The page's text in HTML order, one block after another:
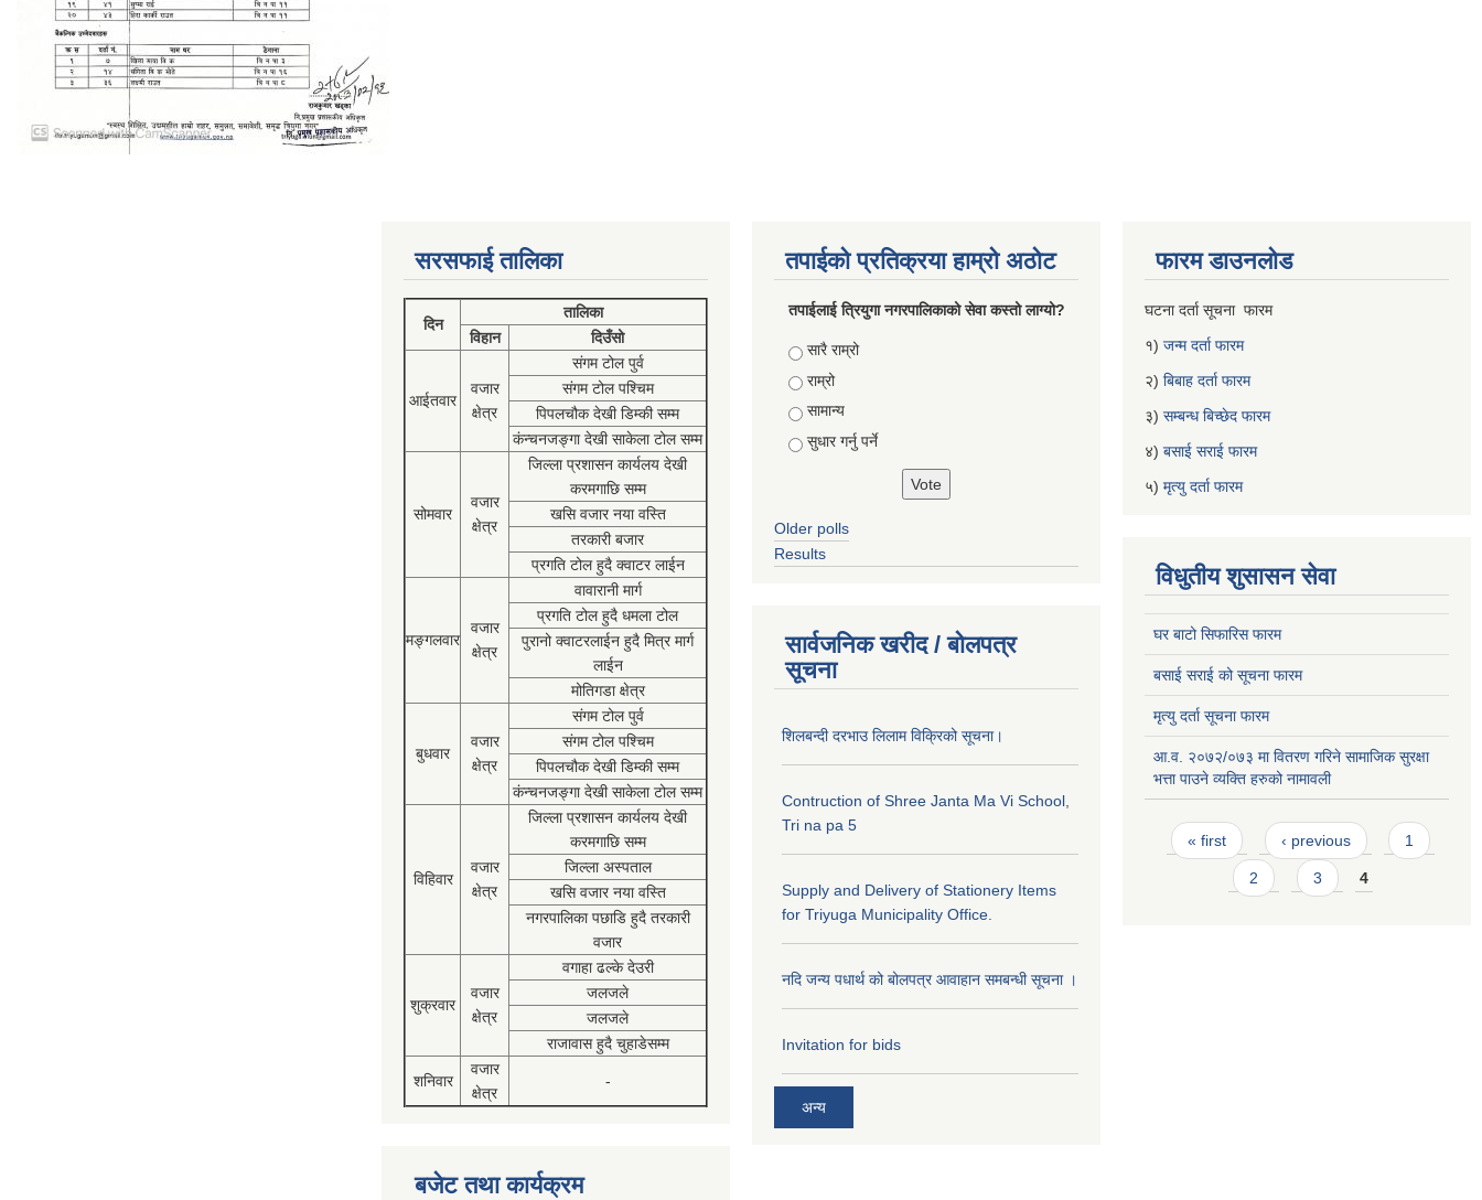
सरसफाई तालिका
दिन
तालिका
विहान
दिउँसो
आईतवार
वजार
क्षेत्र
संगम टोल पुर्व
संगम टोल पश्चिम
पिपलचौक देखी डिम्की सम्म
कंन्चनजङ्गा देखी साकेला टोल सम्म
सोमवार
वजार
क्षेत्र
जिल्ला प्रशासन कार्यलय देखी
करमगाछि सम्म
खसि वजार नया वस्ति
तरकारी बजार
प्रगति टोल हुदै क्वाटर लाईन
मङ्गलवार
वजार
क्षेत्र
वावारानी मार्ग
प्रगति टोल हुदै धमला टोल
पुरानो क्वाटरलाईन हुदै मित्र मार्ग
लाईन
मोतिगडा क्षेत्र
बुधवार
वजार
क्षेत्र
संगम टोल पुर्व
संगम टोल पश्चिम
पिपलचौक देखी डिम्की सम्म
कंन्चनजङ्गा देखी साकेला टोल सम्म
विहिवार
वजार
क्षेत्र
जिल्ला प्रशासन कार्यलय देखी
करमगाछि सम्म
जिल्ला अस्पताल
खसि वजार नया वस्ति
नगरपालिका पछाडि हुदै तरकारी
वजार
शुक्रवार
वजार
क्षेत्र
वगाहा ढल्के देउरी
जलजले
जलजले
राजावास हुदै चुहाडेसम्म
शनिवार
वजार
क्षेत्र
-
बजेट तथा कार्यक्रम
तपाईको प्रतिक्रया हाम्रो अठोट
तपाईलाई त्रियुगा नगरपालिकाको सेवा कस्तो लाग्यो?
Choices
सारै राम्रो
राम्रो
सामान्य
सुधार गर्नु पर्ने
Older polls
Results
सार्वजनिक खरीद / बोलपत्र
सूचना
शिलबन्दी दरभाउ लिलाम विक्रिको सूचना।
Contruction of Shree Janta Ma Vi School,
Tri na pa 5
Supply and Delivery of Stationery Items
for Triyuga Municipality Office.
नदि जन्य पधार्थ को बोलपत्र आवाहान समबन्धी सूचना ।
Invitation for bids
अन्य
फारम डाउनलोड
घटना दर्ता सूचना फारम
१) जन्म दर्ता फारम
२) बिबाह दर्ता फारम
३) सम्बन्ध बिच्छेद फारम
४) बसाई सराई फारम
५) मृत्यु दर्ता फारम
विधुतीय शुसासन सेवा
घर बाटो सिफारिस फारम
बसाई सराई को सूचना फारम
मृत्यु दर्ता सूचना फारम
आ.व. २०७२/०७३ मा वितरण गरिने सामाजिक सुरक्षा
भत्ता पाउने व्यक्ति हरुको नामावली
Pages
« first ‹ previous 1
2 3 4